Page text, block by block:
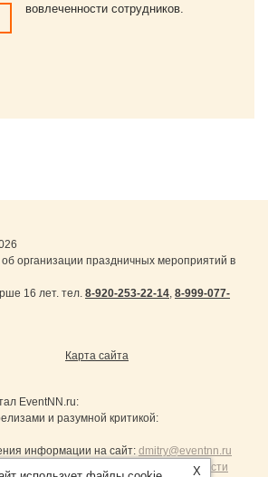
вовлеченности сотрудников.
организации праздничных мероприятий в
16 лет. тел. 8-920-253-22-14, 8-999-077-
Карта сайта
EventNN.ru:
и разумной критикой:
информации на сайт: dmitry@eventnn.ru
и политика конфиденциальности
X